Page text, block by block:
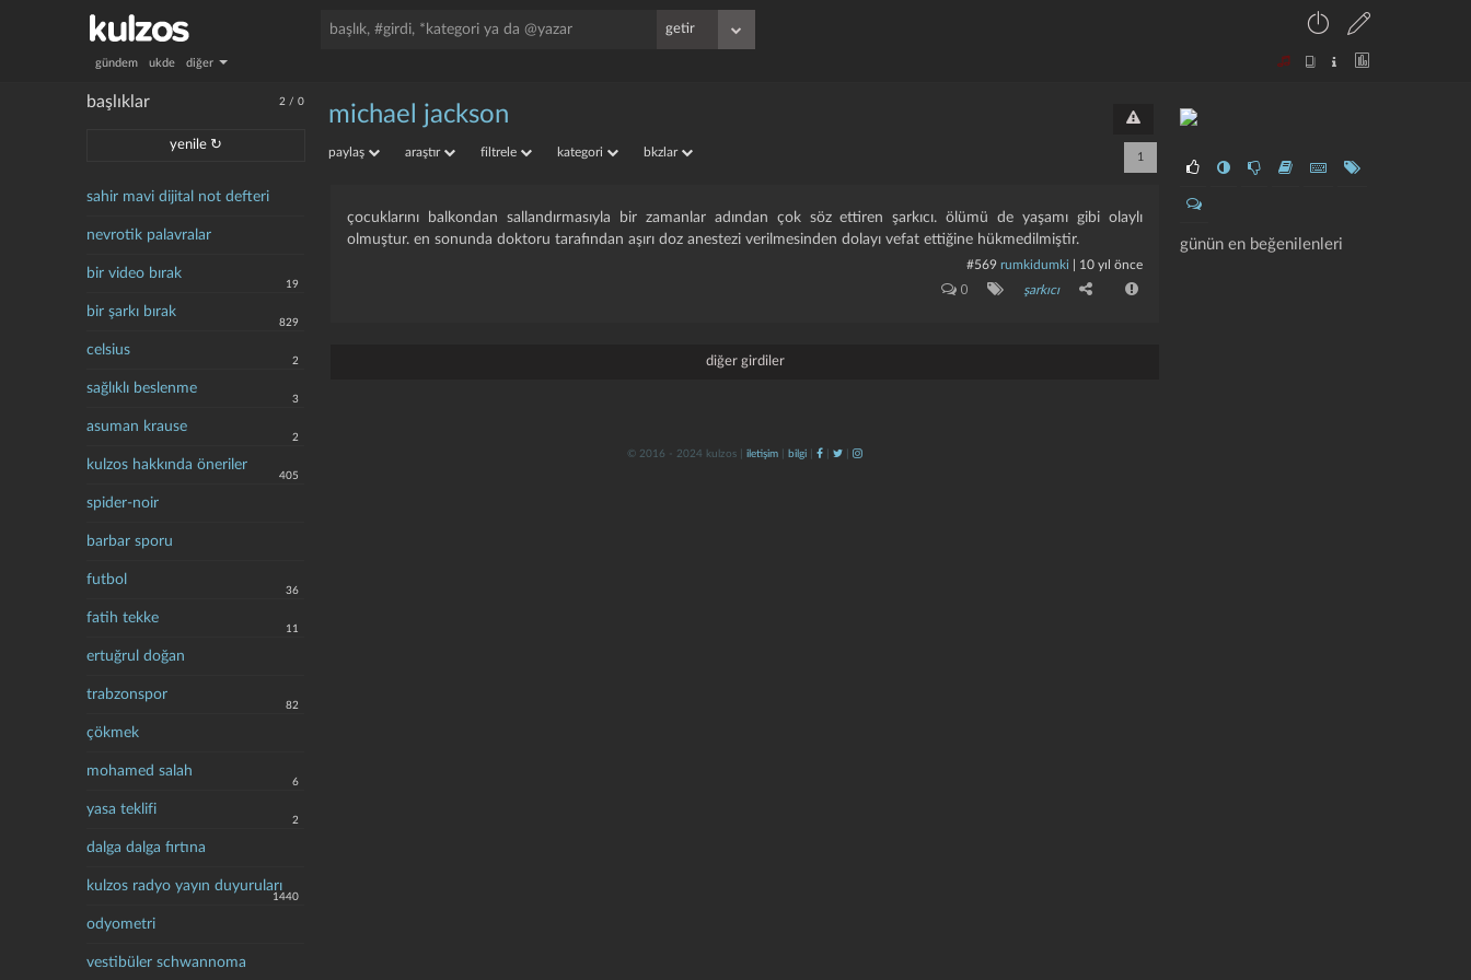
gündem ukde diğer
2 /0
başlıklar
yenile ↻
sahir mavi dijital not defteri
nevrotik palavralar
bir video bırak
19
bir şarkı bırak
829
celsius
2
sağlıklı beslenme
3
asuman krause
2
kulzos hakkında öneriler
405
spider-noir
barbar sporu
futbol
36
fatih tekke
11
ertuğrul doğan
trabzonspor
82
çökmek
mohamed salah
6
yasa teklifi
2
dalga dalga fırtına
kulzos radyo yayın duyuruları
1440
odyometri
vestibüler schwannoma
günün en beğenilenleri
michael jackson
paylaş araştır filtrele kategori bkzlar 1
çocuklarını balkondan sallandırmasıyla bir zamanlar adından çok söz ettiren şarkıcı. ölümü de yaşamı gibi olaylı
olmuştur. en sonunda doktoru tarafından aşırı doz anestezi verilmesinden dolayı vefat ettiğine hükmedilmiştir.
#569 rumkidumki 10 yıl önce
0 şarkıcı
diğer girdiler
© 2016 - 2024 kulzos | iletişim bilgi